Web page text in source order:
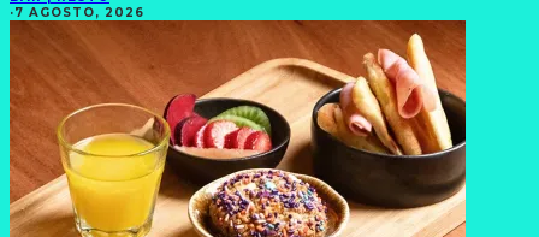
·7 AGOSTO, 2026